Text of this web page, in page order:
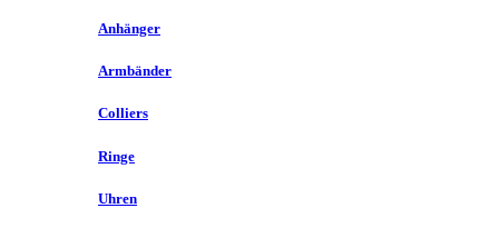
Anhänger
Armbänder
Colliers
Ringe
Uhren